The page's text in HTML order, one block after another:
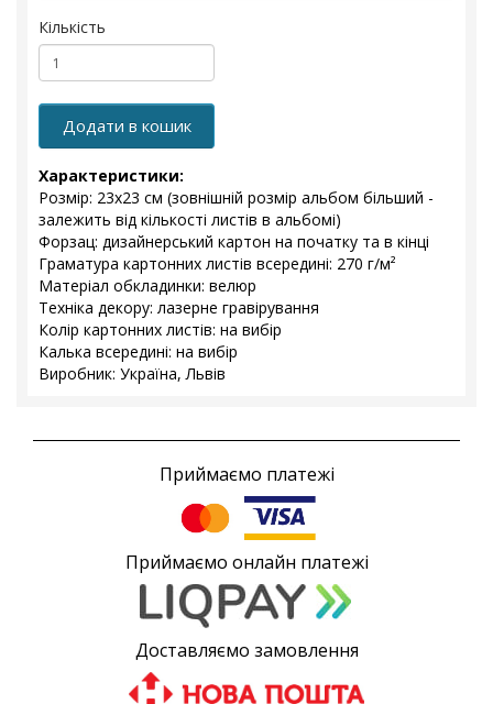
Кількість
Додати в кошик
Характеристики:
Розмір: 23x23 см (зовнішній розмір альбом більший -
залежить від кількості листів в альбомі)
Форзац: дизайнерський картон на початку та в кінці
Граматура картонних листів всередині: 270 г/м²
Матеріал обкладинки: велюр
Техніка декору: лазерне гравірування
Колір картонних листів: на вибір
Калька всередині: на вибір
Виробник: Україна, Львів
Приймаємо платежі
Приймаємо онлайн платежі
Доставляємо замовлення